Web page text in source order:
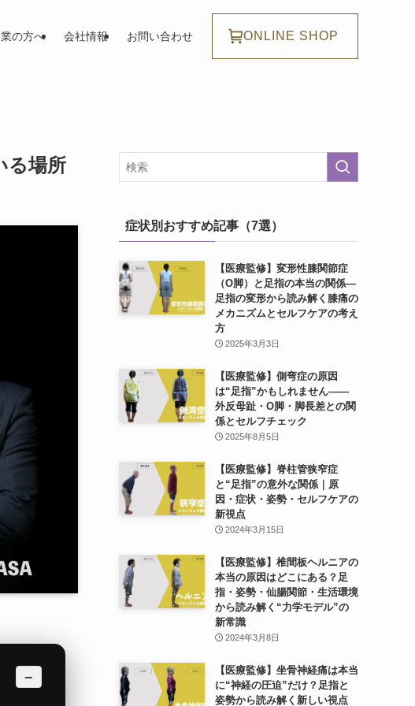
の方へ 会社情報 お問い合わせ ONLINE SHOP
る場所
−
症状別おすすめ記事（7選）
【医療監修】変形性膝関節症
（O脚）と足指の本当の関係―
足指の変形から読み解く膝痛の
メカニズムとセルフケアの考え
方
2025年3月3日
【医療監修】側弯症の原因
は“足指”かもしれません——
外反母趾・O脚・脚長差との関
係とセルフチェック
2025年8月5日
【医療監修】脊柱管狭窄症
と“足指”の意外な関係｜原
因・症状・姿勢・セルフケアの
新視点
2024年3月15日
【医療監修】椎間板ヘルニアの
本当の原因はどこにある？足
指・姿勢・仙腸関節・生活環境
から読み解く“力学モデル”の
新常識
2024年3月8日
【医療監修】坐骨神経痛は本当
に“神経の圧迫”だけ？足指と
姿勢から読み解く新しい視点